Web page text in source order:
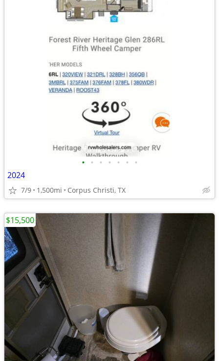
• • • • • • •
2024
7/9 1,500mi Corpus Christi, TX
$15,500